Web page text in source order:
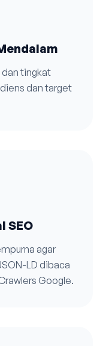
tingkat
dan target
SEO
agar
LD dibaca
Google.